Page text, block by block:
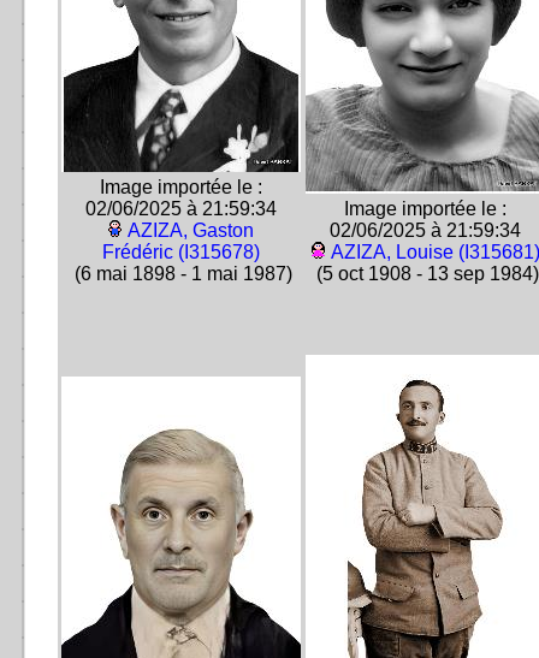
Image importée le :
02/06/2025 à 21:59:34
AZIZA, Gaston
Frédéric (I315678)
(6 mai 1898 - 1 mai 1987)
Image importée le :
02/06/2025 à 21:59:34
AZIZA, Louise (I315681)
(5 oct 1908 - 13 sep 1984)